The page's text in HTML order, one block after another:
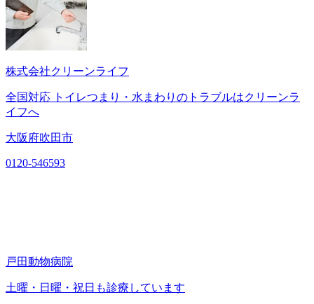
株式会社クリーンライフ
全国対応 トイレつまり・水まわりのトラブルはクリーンラ
イフへ
大阪府吹田市
0120-546593
戸田動物病院
土曜・日曜・祝日も診療しています